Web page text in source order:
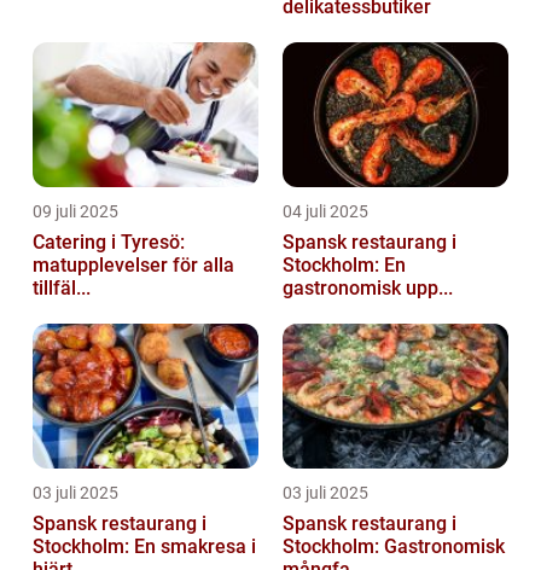
delikatessbutiker
09 juli 2025
Catering i Tyresö:
matupplevelser för alla
tillfäl...
04 juli 2025
Spansk restaurang i
Stockholm: En
gastronomisk upp...
03 juli 2025
Spansk restaurang i
Stockholm: En smakresa i
03 juli 2025
Spansk restaurang i
Stockholm: Gastronomisk